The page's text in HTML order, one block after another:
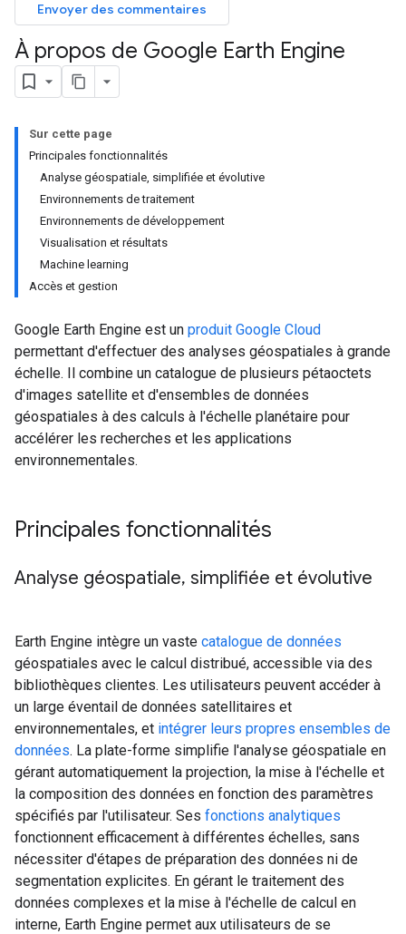
Envoyer des commentaires
À propos de Google Earth Engine
Sur cette page
Principales fonctionnalités
Analyse géospatiale, simplifiée et évolutive
Environnements de traitement
Environnements de développement
Visualisation et résultats
Machine learning
Accès et gestion
Google Earth Engine est un produit Google Cloud
permettant d'effectuer des analyses géospatiales à grande
échelle. Il combine un catalogue de plusieurs pétaoctets
d'images satellite et d'ensembles de données
géospatiales à des calculs à l'échelle planétaire pour
accélérer les recherches et les applications
environnementales.
Principales fonctionnalités
Analyse géospatiale, simplifiée et évolutive
Earth Engine intègre un vaste catalogue de données
géospatiales avec le calcul distribué, accessible via des
bibliothèques clientes. Les utilisateurs peuvent accéder à
un large éventail de données satellitaires et
environnementales, et intégrer leurs propres ensembles de
données. La plate-forme simplifie l'analyse géospatiale en
gérant automatiquement la projection, la mise à l'échelle et
la composition des données en fonction des paramètres
spécifiés par l'utilisateur. Ses fonctions analytiques
fonctionnent efficacement à différentes échelles, sans
nécessiter d'étapes de préparation des données ni de
segmentation explicites. En gérant le traitement des
données complexes et la mise à l'échelle de calcul en
interne, Earth Engine permet aux utilisateurs de se